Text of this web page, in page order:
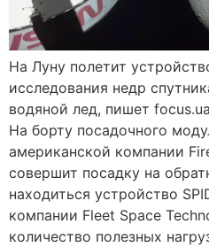
На Луну полетит
исследования недр
водяной лед, пишет
На борту посадочного
американской компании
совершит посадку на
находиться устройство
компании Fleet Space
количество полезных